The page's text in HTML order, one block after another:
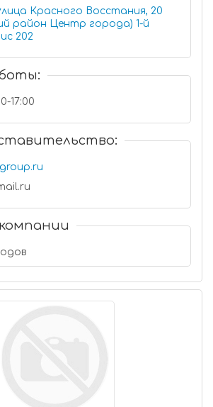
Красного Восстания, 20
район Центр города) 1-й
202
17:00